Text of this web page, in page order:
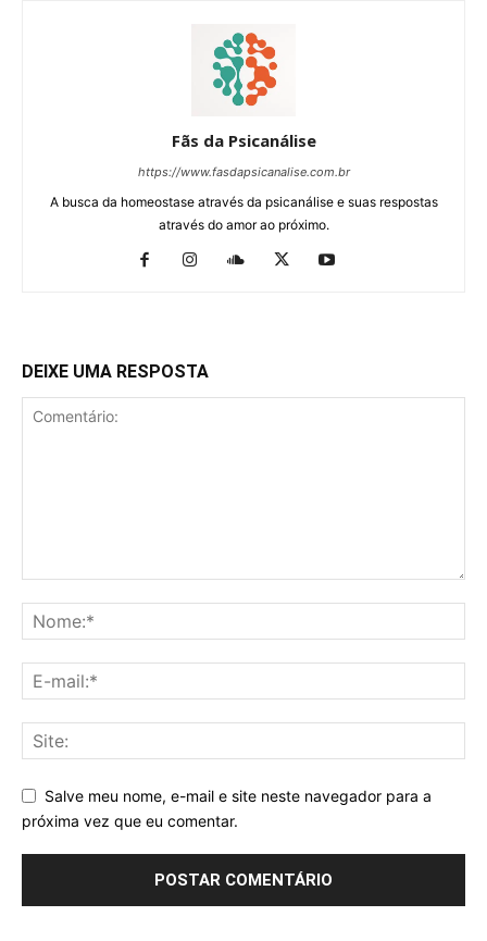
Fãs da Psicanálise
https://www.fasdapsicanalise.com.br
A busca da homeostase através da psicanálise e suas respostas
através do amor ao próximo.
DEIXE UMA RESPOSTA
Salve meu nome, e-mail e site neste navegador para a
próxima vez que eu comentar.